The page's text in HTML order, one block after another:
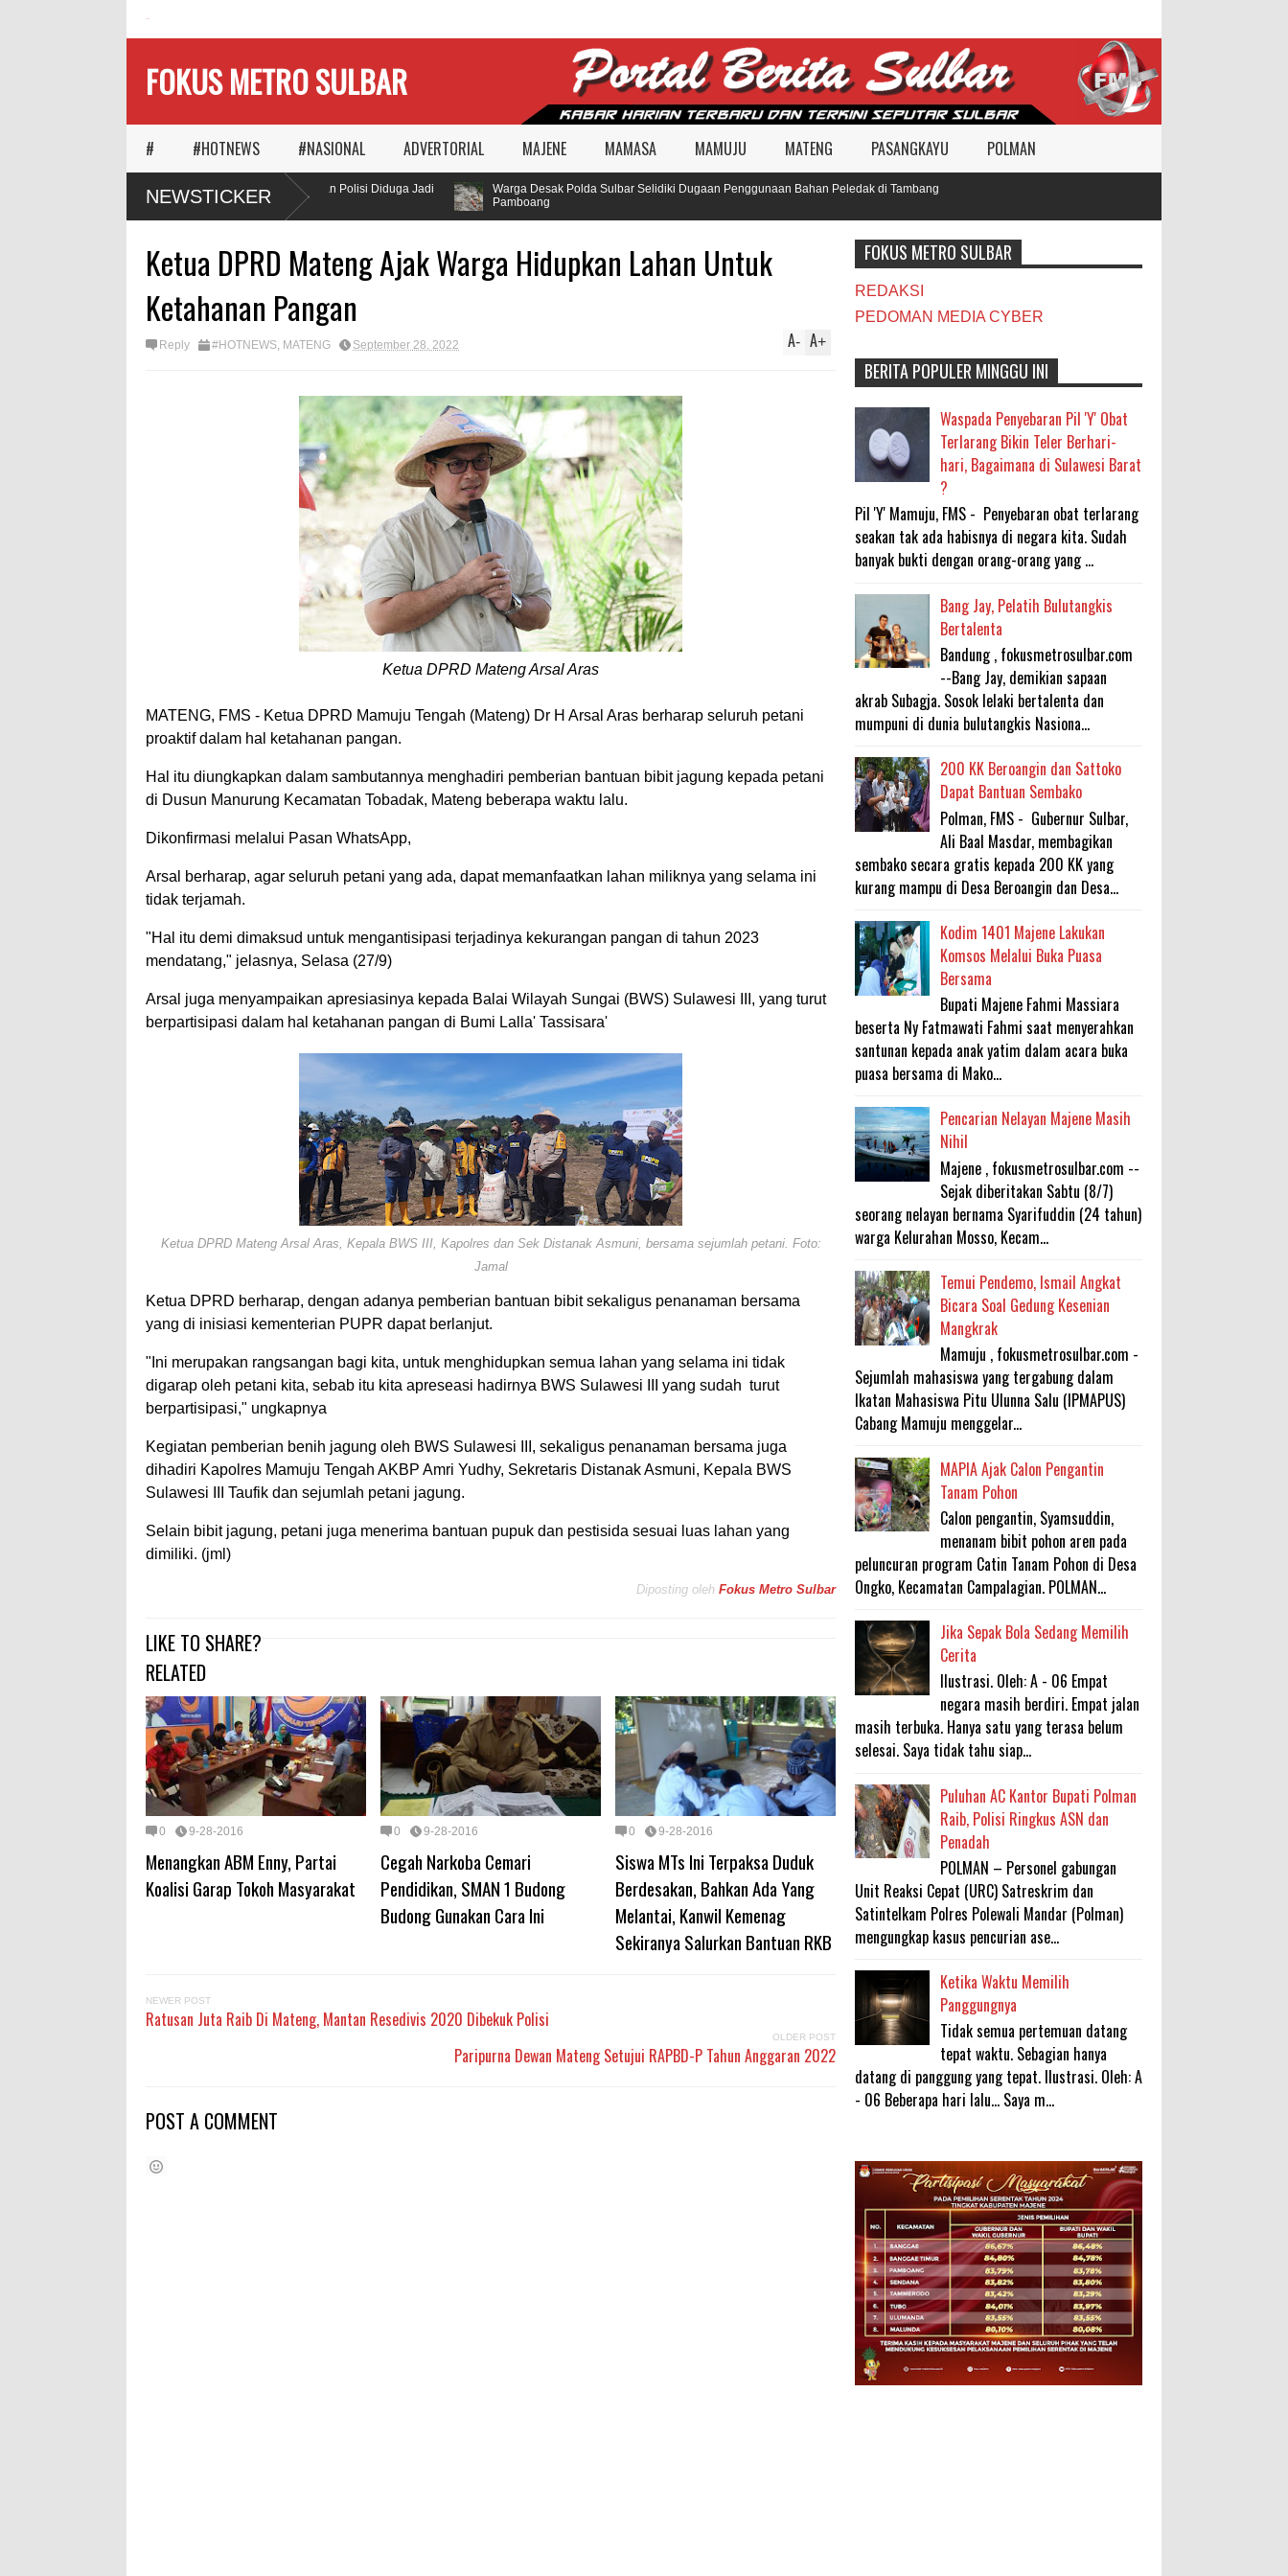
FOKUS METRO SULBAR
# #HOTNEWS #NASIONAL ADVERTORIAL MAJENE MAMASA MAMUJU MATENG PASANGKAYU POLMAN
NEWSTICKER
Ditengarai Gunakan BBM Subsidi, Oknum TNI dan Polisi Diduga Jadi
Warga Desak Polda Sulbar Selidiki Dugaan Penggunaan Bahan Peledak di Tambang
Pamboang
Ketua DPRD Mateng Ajak Warga Hidupkan Lahan Untuk
Ketahanan Pangan
Reply #HOTNEWS, MATENG September 28, 2022 A+
A-
Ketua DPRD Mateng Arsal Aras
MATENG, FMS - Ketua DPRD Mamuju Tengah (Mateng) Dr H Arsal Aras berharap seluruh petani
proaktif dalam hal ketahanan pangan.
Hal itu diungkapkan dalam sambutannya menghadiri pemberian bantuan bibit jagung kepada petani
di Dusun Manurung Kecamatan Tobadak, Mateng beberapa waktu lalu.
Dikonfirmasi melalui Pasan WhatsApp,
Arsal berharap, agar seluruh petani yang ada, dapat memanfaatkan lahan miliknya yang selama ini
tidak terjamah.
"Hal itu demi dimaksud untuk mengantisipasi terjadinya kekurangan pangan di tahun 2023
mendatang," jelasnya, Selasa (27/9)
Arsal juga menyampaikan apresiasinya kepada Balai Wilayah Sungai (BWS) Sulawesi III, yang turut
berpartisipasi dalam hal ketahanan pangan di Bumi Lalla' Tassisara'
Ketua DPRD Mateng Arsal Aras, Kepala BWS III, Kapolres dan Sek Distanak Asmuni, bersama sejumlah petani. Foto:
Jamal
Ketua DPRD berharap, dengan adanya pemberian bantuan bibit sekaligus penanaman bersama
yang di inisiasi kementerian PUPR dapat berlanjut.
"Ini merupakan rangsangan bagi kita, untuk menghidupkan semua lahan yang selama ini tidak
digarap oleh petani kita, sebab itu kita apreseasi hadirnya BWS Sulawesi III yang sudah turut
berpartisipasi," ungkapnya
Kegiatan pemberian benih jagung oleh BWS Sulawesi III, sekaligus penanaman bersama juga
dihadiri Kapolres Mamuju Tengah AKBP Amri Yudhy, Sekretaris Distanak Asmuni, Kepala BWS
Sulawesi III Taufik dan sejumlah petani jagung.
Selain bibit jagung, petani juga menerima bantuan pupuk dan pestisida sesuai luas lahan yang
dimiliki. (jml)
Diposting oleh Fokus Metro Sulbar
LIKE TO SHARE?
RELATED
0 9-28-2016
Menangkan ABM Enny, Partai
Koalisi Garap Tokoh Masyarakat
0 9-28-2016
Cegah Narkoba Cemari
Pendidikan, SMAN 1 Budong
Budong Gunakan Cara Ini
0 9-28-2016
Siswa MTs Ini Terpaksa Duduk
Berdesakan, Bahkan Ada Yang
Melantai, Kanwil Kemenag
Sekiranya Salurkan Bantuan RKB
NEWER POST
Ratusan Juta Raib Di Mateng, Mantan Resedivis 2020 Dibekuk Polisi
OLDER POST
Paripurna Dewan Mateng Setujui RAPBD-P Tahun Anggaran 2022
POST A COMMENT
FOKUS METRO SULBAR
REDAKSI
PEDOMAN MEDIA CYBER
BERITA POPULER MINGGU INI
Waspada Penyebaran Pil 'Y' Obat
Terlarang Bikin Teler Berhari-
hari, Bagaimana di Sulawesi Barat
?
Pil 'Y' Mamuju, FMS - Penyebaran obat terlarang
seakan tak ada habisnya di negara kita. Sudah
banyak bukti dengan orang-orang yang ...
Bang Jay, Pelatih Bulutangkis
Bertalenta
Bandung , fokusmetrosulbar.com
--Bang Jay, demikian sapaan
akrab Subagja. Sosok lelaki bertalenta dan
mumpuni di dunia bulutangkis Nasiona...
200 KK Beroangin dan Sattoko
Dapat Bantuan Sembako
Polman, FMS - Gubernur Sulbar,
Ali Baal Masdar, membagikan
sembako secara gratis kepada 200 KK yang
kurang mampu di Desa Beroangin dan Desa...
Kodim 1401 Majene Lakukan
Komsos Melalui Buka Puasa
Bersama
Bupati Majene Fahmi Massiara
beserta Ny Fatmawati Fahmi saat menyerahkan
santunan kepada anak yatim dalam acara buka
puasa bersama di Mako...
Pencarian Nelayan Majene Masih
Nihil
Majene , fokusmetrosulbar.com --
Sejak diberitakan Sabtu (8/7)
seorang nelayan bernama Syarifuddin (24 tahun)
warga Kelurahan Mosso, Kecam...
Temui Pendemo, Ismail Angkat
Bicara Soal Gedung Kesenian
Mangkrak
Mamuju , fokusmetrosulbar.com -
Sejumlah mahasiswa yang tergabung dalam
Ikatan Mahasiswa Pitu Ulunna Salu (IPMAPUS)
Cabang Mamuju menggelar...
MAPIA Ajak Calon Pengantin
Tanam Pohon
Calon pengantin, Syamsuddin,
menanam bibit pohon aren pada
peluncuran program Catin Tanam Pohon di Desa
Ongko, Kecamatan Campalagian. POLMAN...
Jika Sepak Bola Sedang Memilih
Cerita
Ilustrasi. Oleh: A - 06 Empat
negara masih berdiri. Empat jalan
masih terbuka. Hanya satu yang terasa belum
selesai. Saya tidak tahu siap...
Puluhan AC Kantor Bupati Polman
Raib, Polisi Ringkus ASN dan
Penadah
POLMAN – Personel gabungan
Unit Reaksi Cepat (URC) Satreskrim dan
Satintelkam Polres Polewali Mandar (Polman)
mengungkap kasus pencurian ase...
Ketika Waktu Memilih
Panggungnya
Tidak semua pertemuan datang
tepat waktu. Sebagian hanya
datang di panggung yang tepat. Ilustrasi. Oleh: A
- 06 Beberapa hari lalu... Saya m...